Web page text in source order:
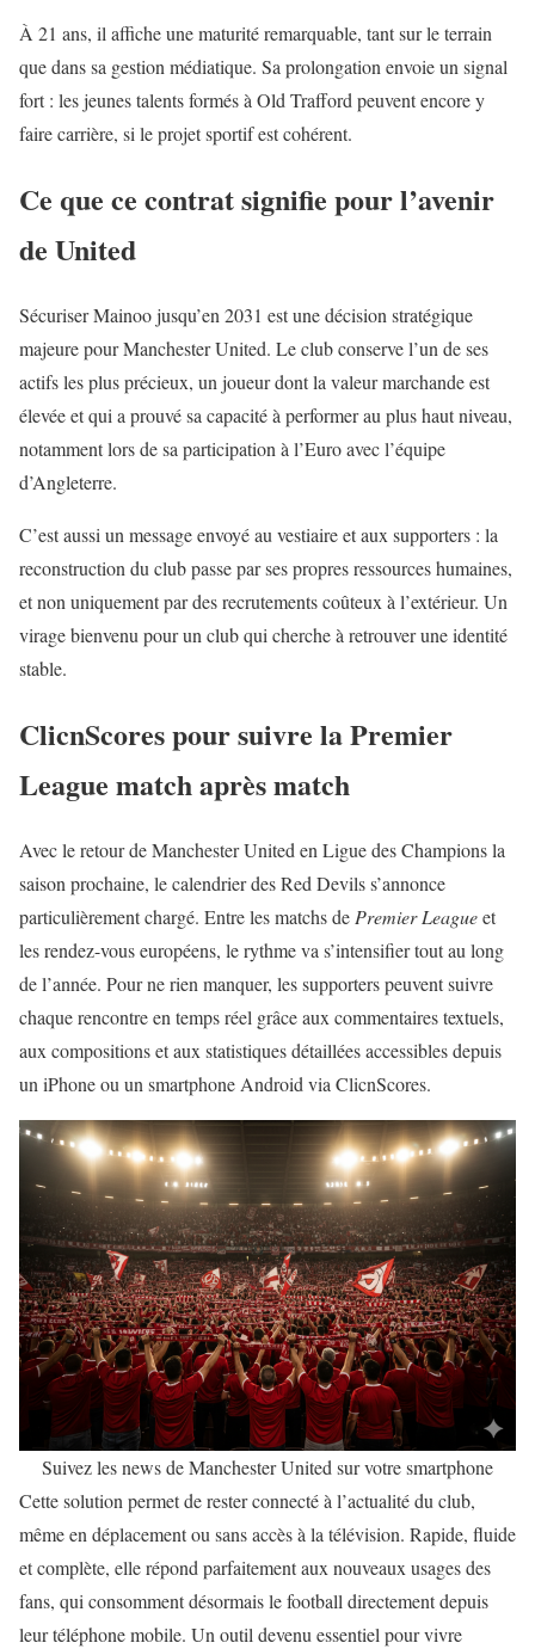
À 21 ans, il affiche une maturité remarquable, tant sur le terrain
que dans sa gestion médiatique. Sa prolongation envoie un signal
fort : les jeunes talents formés à Old Trafford peuvent encore y
faire carrière, si le projet sportif est cohérent.
Ce que ce contrat signifie pour l’avenir
de United
Sécuriser Mainoo jusqu’en 2031 est une décision stratégique
majeure pour Manchester United. Le club conserve l’un de ses
actifs les plus précieux, un joueur dont la valeur marchande est
élevée et qui a prouvé sa capacité à performer au plus haut niveau,
notamment lors de sa participation à l’Euro avec l’équipe
d’Angleterre.
C’est aussi un message envoyé au vestiaire et aux supporters : la
reconstruction du club passe par ses propres ressources humaines,
et non uniquement par des recrutements coûteux à l’extérieur. Un
virage bienvenu pour un club qui cherche à retrouver une identité
stable.
ClicnScores pour suivre la Premier
League match après match
Avec le retour de Manchester United en Ligue des Champions la
saison prochaine, le calendrier des Red Devils s’annonce
particulièrement chargé. Entre les matchs de Premier Leagueet
les rendez-vous européens, le rythme va s’intensifier tout au long
de l’année. Pour ne rien manquer, les supporters peuvent suivre
chaque rencontre en temps réel grâce aux commentaires textuels,
aux compositions et aux statistiques détaillées accessibles depuis
un iPhone ou un smartphone Android via ClicnScores.
Suivez les news de Manchester United sur votre smartphone
Cette solution permet de rester connecté à l’actualité du club,
même en déplacement ou sans accès à la télévision. Rapide, fluide
et complète, elle répond parfaitement aux nouveaux usages des
fans, qui consomment désormais le football directement depuis
leur téléphone mobile. Un outil devenu essentiel pour vivre